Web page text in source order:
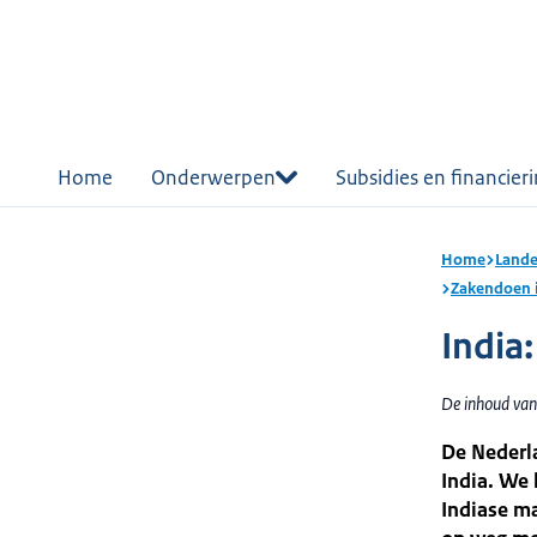
Home Onderwerpen Subsidies en
Home
Zakendoen
De inhoud
De
India. We
Indiase